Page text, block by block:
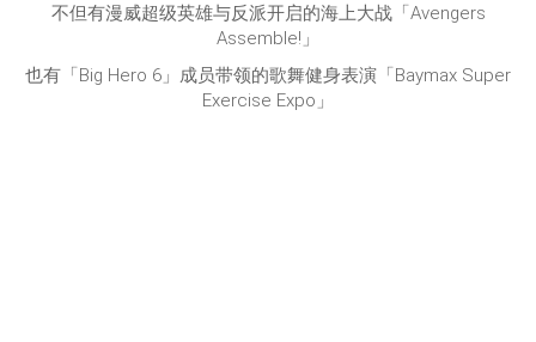
不但有漫威超级英雄与反派开启的海上大战「Avengers
Assemble!」
也有「Big Hero 6」成员带领的歌舞健身表演「Baymax Super
Exercise Expo」